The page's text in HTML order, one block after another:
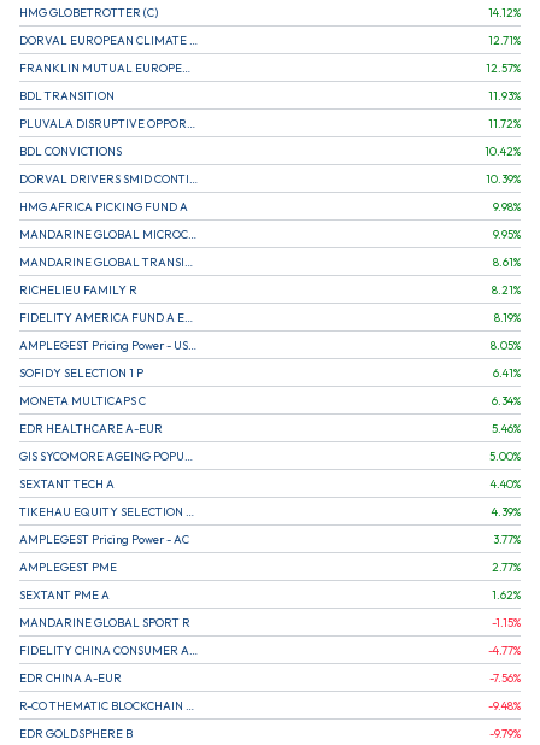
HMG GLOBETROTTER (C) 14.12%
12.71%
12.57%
BDL TRANSITION
11.93%
11.72%
BDL CONVICTIONS
10.42%
10.39%
HMG AFRICA PICKING FUND A
9.98%
9.95%
8.61%
RICHELIEU FAMILY R
8.21%
8.19%
8.05%
SOFIDY SELECTION 1 P
6.41%
MONETA MULTICAPS C
6.34%
EDR HEALTHCARE A-EUR
5.46%
5.00%
SEXTANT TECH A
4.40%
4.39%
AMPLEGEST Pricing Power - AC
3.77%
AMPLEGEST PME
2.77%
SEXTANT PME A
1.62%
MANDARINE GLOBAL SPORT R
-1.15%
-4.77%
EDR CHINA A-EUR
-7.56%
-9.48%
EDR GOLDSPHERE B
-9.79%